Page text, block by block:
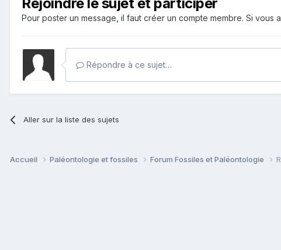
Pour poster un message, il faut créer un compte membre. Si vous
Répondre à ce sujet…
Aller sur la liste des sujets
Accueil Paléontologie et fossiles Forum Fossiles et Paléontologie